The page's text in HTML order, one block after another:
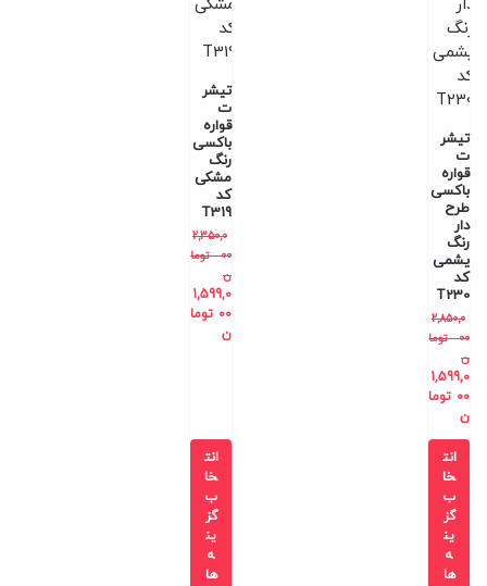
تیشر
ت
قواره
باکسی
طرح
دار
رنگ
یشمی
کد
T230
2,850,0
00
توما
ن
1,599,0
00 توما
ن
انت
خا
ب
گز
ین
ه
ها
تیشر
ت
قواره
باکسی
رنگ
مشکی
کد
T319
2,350,0
00
توما
ن
1,599,0
00 توما
ن
انت
خا
ب
گز
ین
ه
ها